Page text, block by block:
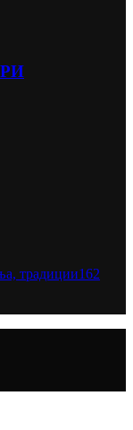
традиции162